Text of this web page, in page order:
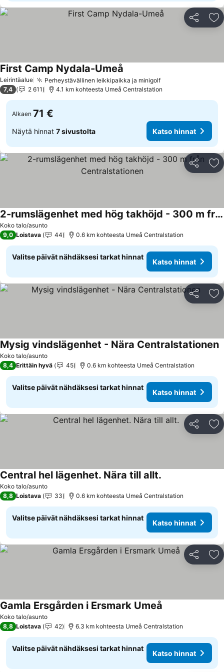
Jaa
Leirintäalue Perheystävällinen leikkipaikka ja minigolf
First Camp Nydala-Umeå
7,4 2 611 4.1 km kohteesta Umeå Centralstation
Alkaen 71 €
Näytä hinnat 7 sivustolta Katso hinnat
Jaa
Koko talo/asunto
2-rumslägenhet med hög takhöjd - 300 m från Centralstationen
9,0 Loistava 44 0.6 km kohteesta Umeå Centralstation
Valitse päivät nähdäksesi tarkat hinnat
Katso hinnat
Jaa
Koko talo/asunto
Mysig vindslägenhet - Nära Centralstationen
8,4 Erittäin hyvä 45 0.6 km kohteesta Umeå Centralstation
Valitse päivät nähdäksesi tarkat hinnat
Katso hinnat
Jaa
Koko talo/asunto
Central hel lägenhet. Nära till allt.
8,8 Loistava 33 0.6 km kohteesta Umeå Centralstation
Valitse päivät nähdäksesi tarkat hinnat
Katso hinnat
Jaa
Koko talo/asunto
Gamla Ersgården i Ersmark Umeå
8,8 Loistava 42 6.3 km kohteesta Umeå Centralstation
Valitse päivät nähdäksesi tarkat hinnat
Katso hinnat